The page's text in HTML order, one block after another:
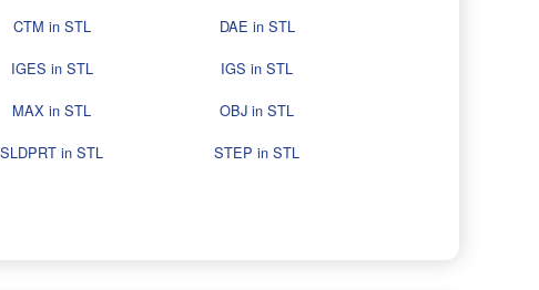
CTM in STL
DAE in STL
IGES in STL
IGS in STL
MAX in STL
OBJ in STL
SLDPRT in STL
STEP in STL